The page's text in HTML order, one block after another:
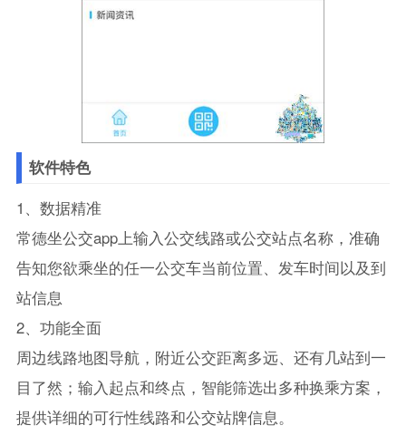
软件特色
1、数据精准
常德坐公交app上输入公交线路或公交站点名称，准确
告知您欲乘坐的任一公交车当前位置、发车时间以及到
站信息
2、功能全面
周边线路地图导航，附近公交距离多远、还有几站到一
目了然；输入起点和终点，智能筛选出多种换乘方案，
提供详细的可行性线路和公交站牌信息。